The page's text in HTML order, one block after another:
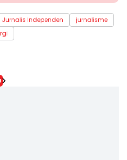
Jurnalis Independen
jurnalisme